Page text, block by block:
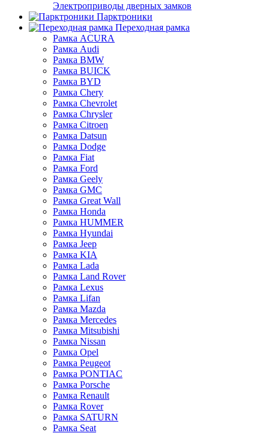
Электроприводы дверных замков
Парктроники
Переходная рамка
Рамка ACURA
Рамка Audi
Рамка BMW
Рамка BUICK
Рамка BYD
Рамка Chery
Рамка Chevrolet
Рамка Chrysler
Рамка Citroen
Рамка Datsun
Рамка Dodge
Рамка Fiat
Рамка Ford
Рамка Geely
Рамка GMC
Рамка Great Wall
Рамка Honda
Рамка HUMMER
Рамка Hyundai
Рамка Jeep
Рамка KIA
Рамка Lada
Рамка Land Rover
Рамка Lexus
Рамка Lifan
Рамка Mazda
Рамка Mercedes
Рамка Mitsubishi
Рамка Nissan
Рамка Opel
Рамка Peugeot
Рамка PONTIAC
Рамка Porsche
Рамка Renault
Рамка Rover
Рамка SATURN
Рамка Seat